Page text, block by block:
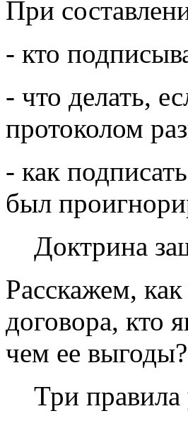
При
- кто
- что делать,
протоколом
- как
был
Доктрина
Расскажем,
договора, кто
чем ее выгоды?
Три